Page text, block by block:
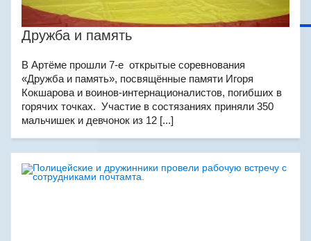
Дружба и память
В Артёме прошли 7-е открытые соревнования
«Дружба и память», посвящённые памяти Игоря
Кокшарова и воинов-интернационалистов, погибших в
горячих точках. Участие в состязаниях приняли 350
мальчишек и девчонок из 12 [...]